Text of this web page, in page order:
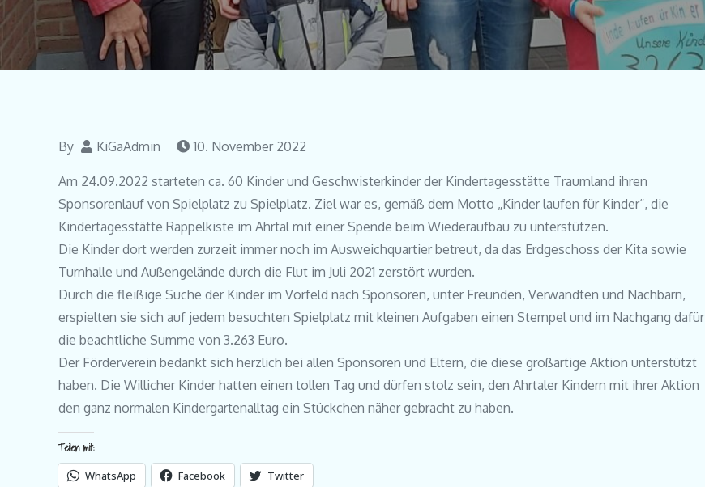
By KiGaAdmin 10. November 2022
Am 24.09.2022 starteten ca. 60 Kinder und Geschwisterkinder der Kindertagesstätte Traumland ihren
Sponsorenlauf von Spielplatz zu Spielplatz. Ziel war es, gemäß dem Motto „Kinder laufen für Kinder“, die
Kindertagesstätte Rappelkiste im Ahrtal mit einer Spende beim Wiederaufbau zu unterstützen.
Die Kinder dort werden zurzeit immer noch im Ausweichquartier betreut, da das Erdgeschoss der Kita sowie
Turnhalle und Außengelände durch die Flut im Juli 2021 zerstört wurden.
Durch die fleißige Suche der Kinder im Vorfeld nach Sponsoren, unter Freunden, Verwandten und Nachbarn,
erspielten sie sich auf jedem besuchten Spielplatz mit kleinen Aufgaben einen Stempel und im Nachgang dafür
die beachtliche Summe von 3.263 Euro.
Der Förderverein bedankt sich herzlich bei allen Sponsoren und Eltern, die diese großartige Aktion unterstützt
haben. Die Willicher Kinder hatten einen tollen Tag und dürfen stolz sein, den Ahrtaler Kindern mit ihrer Aktion
den ganz normalen Kindergartenalltag ein Stückchen näher gebracht zu haben.
Teilen mit:
WhatsApp Facebook Twitter